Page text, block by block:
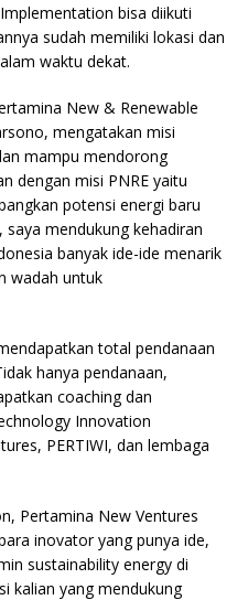
bisa diikuti
sudah memiliki lokasi dan
waktu dekat.
New & Renewable
mengatakan misi
mampu mendorong
dengan misi PNRE yaitu
potensi energi baru
mendukung kehadiran
banyak ide-ide menarik
wadah untuk
total pendanaan
hanya pendanaan,
coaching dan
Innovation
PERTIWI, dan lembaga
Pertamina New Ventures
inovator yang punya ide,
sustainability energy di
kalian yang mendukung